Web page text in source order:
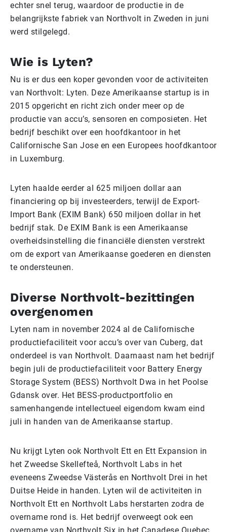
echter snel terug, waardoor de productie in de
belangrijkste fabriek van Northvolt in Zweden in juni
werd stilgelegd.
Wie is Lyten?
Nu is er dus een koper gevonden voor de activiteiten
van Northvolt: Lyten. Deze Amerikaanse startup is in
2015 opgericht en richt zich onder meer op de
productie van accu’s, sensoren en composieten. Het
bedrijf beschikt over een hoofdkantoor in het
Californische San Jose en een Europees hoofdkantoor
in Luxemburg.
Lyten haalde eerder al 625 miljoen dollar aan
financiering op bij investeerders, terwijl de Export-
Import Bank (EXIM Bank) 650 miljoen dollar in het
bedrijf stak. De EXIM Bank is een Amerikaanse
overheidsinstelling die financiële diensten verstrekt
om de export van Amerikaanse goederen en diensten
te ondersteunen.
Diverse Northvolt-bezittingen
overgenomen
Lyten nam in november 2024 al de Californische
productiefaciliteit voor accu’s over van Cuberg, dat
onderdeel is van Northvolt. Daarnaast nam het bedrijf
begin juli de productiefaciliteit voor Battery Energy
Storage System (BESS) Northvolt Dwa in het Poolse
Gdansk over. Het BESS-productportfolio en
samenhangende intellectueel eigendom kwam eind
juli in handen van de Amerikaanse startup.
Nu krijgt Lyten ook Northvolt Ett en Ett Expansion in
het Zweedse Skellefteå, Northvolt Labs in het
eveneens Zweedse Västerås en Northvolt Drei in het
Duitse Heide in handen. Lyten wil de activiteiten in
Northvolt Ett en Northvolt Labs herstarten zodra de
overname rond is. Het bedrijf overweegt ook een